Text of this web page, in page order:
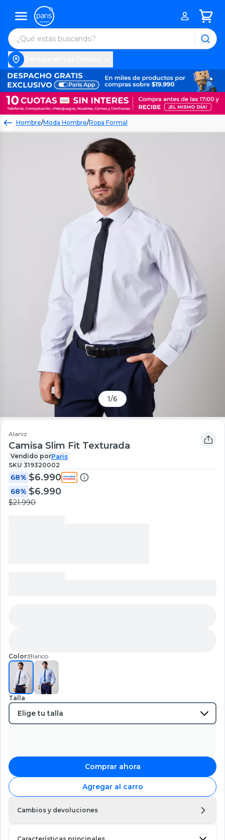
Hombre/Moda Hombre/Ropa Formal
1/6
Alaniz
Camisa Slim Fit Texturada
Vendido porParis
SKU 319320002
68% $6.990
68% $6.990
$21.990
Color:Blanco
Talla
Comprar ahora
Agregar al carro
Cambios y devoluciones